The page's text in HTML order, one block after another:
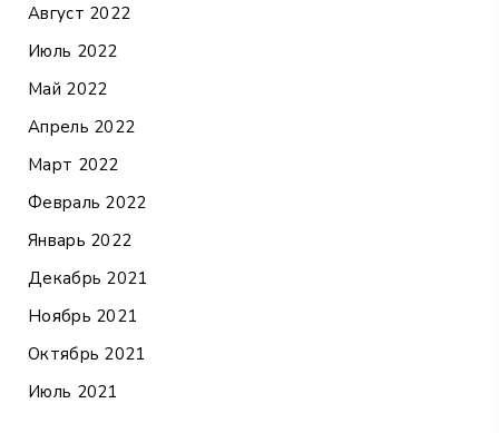
Август 2022
Июль 2022
Май 2022
Апрель 2022
Март 2022
Февраль 2022
Январь 2022
Декабрь 2021
Ноябрь 2021
Октябрь 2021
Июль 2021